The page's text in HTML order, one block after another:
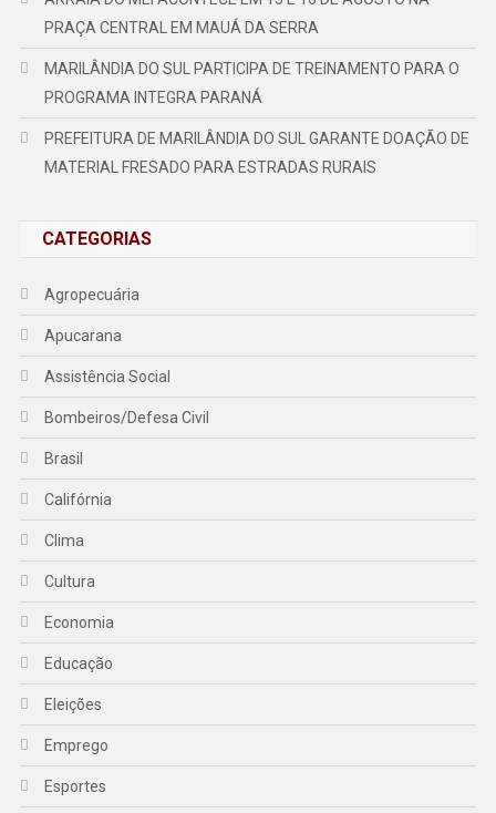
PRAÇA CENTRAL EM MAUÁ DA SERRA
MARILÂNDIA DO SUL PARTICIPA DE TREINAMENTO PARA O
PROGRAMA INTEGRA PARANÁ
PREFEITURA DE MARILÂNDIA DO SUL GARANTE DOAÇÃO DE
MATERIAL FRESADO PARA ESTRADAS RURAIS
CATEGORIAS
Agropecuária
Apucarana
Assistência Social
Bombeiros/Defesa Civil
Brasil
Califórnia
Clima
Cultura
Economia
Educação
Eleições
Emprego
Esportes